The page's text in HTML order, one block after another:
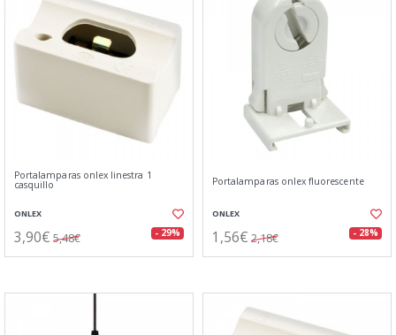
Portalamparas onlex linestra 1
casquillo
ONLEX
3,90€ 5,48€ - 29%
Portalamparas onlex fluorescente
ONLEX
1,56€ 2,18€ - 28%